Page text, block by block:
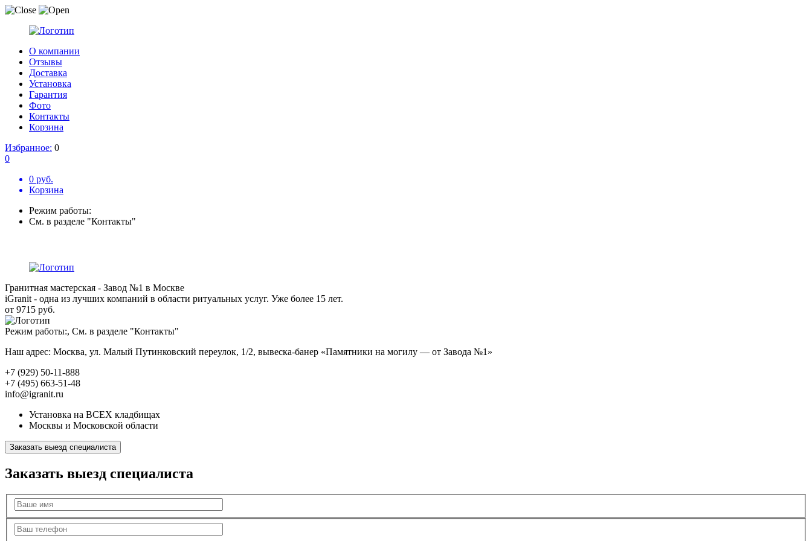
О компании
Отзывы
Доставка
Установка
Гарантия
Фото
Контакты
Корзина
Избранное: 0
0
0 руб.
Корзина
Режим работы:
См. в разделе "Контакты"
Гранитная мастерская - Завод №1 в Москве
iGranit - одна из лучших компаний в области ритуальных услуг. Уже более 15 лет.
от 9715 руб.
Режим работы:, См. в разделе "Контакты"
Наш адрес: Москва, ул. Малый Путинковский переулок, 1/2, вывеска-банер «Памятники на могилу — от Завода №1»
+7 (929) 50-11-888
+7 (495) 663-51-48
info@igranit.ru
Установка на ВСЕХ кладбищах
Москвы и Московской области
Заказать выезд специалиста
Заказать выезд специалиста